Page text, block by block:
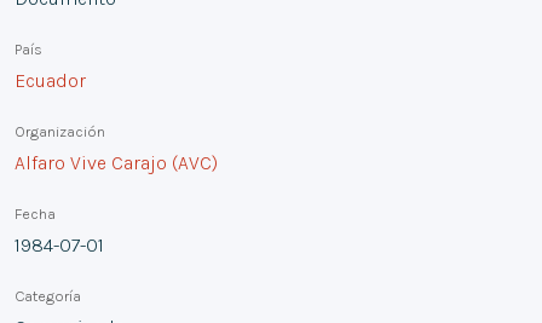
País
Ecuador
Organización
Alfaro Vive Carajo (AVC)
Fecha
1984-07-01
Categoría